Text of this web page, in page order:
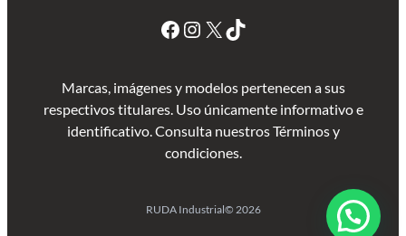
Marcas, imágenes y modelos pertenecen a sus
respectivos titulares. Uso únicamente informativo e
identificativo. Consulta nuestros Términos y
condiciones.
RUDA Industrial© 2026